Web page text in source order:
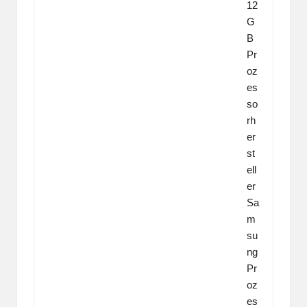
12
G
B
Pr
oz
es
so
rh
er
st
ell
er
Sa
m
su
ng
Pr
oz
es